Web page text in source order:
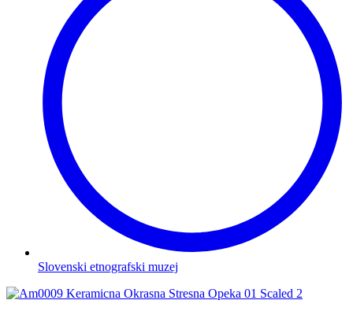
Slovenski etnografski muzej